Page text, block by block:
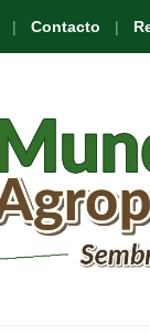
Contacto